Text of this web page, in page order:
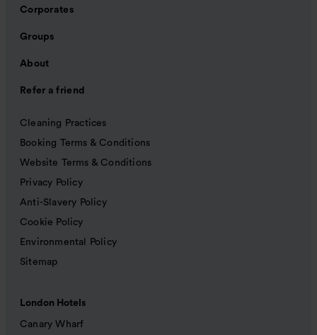
Corporates
Groups
About
Refer a friend
Cleaning Practices
Booking Terms & Conditions
Website Terms & Conditions
Privacy Policy
Anti-Slavery Policy
Cookie Policy
Environmental Policy
Sitemap
London Hotels
Canary Wharf